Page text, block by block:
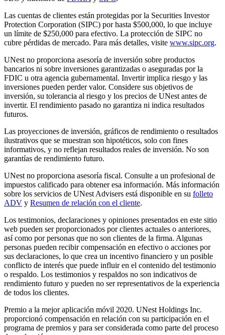
Las cuentas de clientes están protegidas por la Securities Investor
Protection Corporation (SIPC) por hasta $500,000, lo que incluye
un límite de $250,000 para efectivo. La protección de SIPC no
cubre pérdidas de mercado. Para más detalles, visite www.sipc.org.
UNest no proporciona asesoría de inversión sobre productos
bancarios ni sobre inversiones garantizadas o aseguradas por la
FDIC u otra agencia gubernamental. Invertir implica riesgo y las
inversiones pueden perder valor. Considere sus objetivos de
inversión, su tolerancia al riesgo y los precios de UNest antes de
invertir. El rendimiento pasado no garantiza ni indica resultados
futuros.
Las proyecciones de inversión, gráficos de rendimiento o resultados
ilustrativos que se muestran son hipotéticos, solo con fines
informativos, y no reflejan resultados reales de inversión. No son
garantías de rendimiento futuro.
UNest no proporciona asesoría fiscal. Consulte a un profesional de
impuestos calificado para obtener esa información. Más información
sobre los servicios de UNest Advisers está disponible en su folleto
ADV y Resumen de relación con el cliente.
Los testimonios, declaraciones y opiniones presentados en este sitio
web pueden ser proporcionados por clientes actuales o anteriores,
así como por personas que no son clientes de la firma. Algunas
personas pueden recibir compensación en efectivo o acciones por
sus declaraciones, lo que crea un incentivo financiero y un posible
conflicto de interés que puede influir en el contenido del testimonio
o respaldo. Los testimonios y respaldos no son indicativos de
rendimiento futuro y pueden no ser representativos de la experiencia
de todos los clientes.
Premio a la mejor aplicación móvil 2020. UNest Holdings Inc.
proporcionó compensación en relación con su participación en el
programa de premios y para ser considerada como parte del proceso